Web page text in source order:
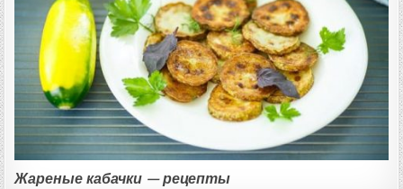
Жареные кабачки — рецепты